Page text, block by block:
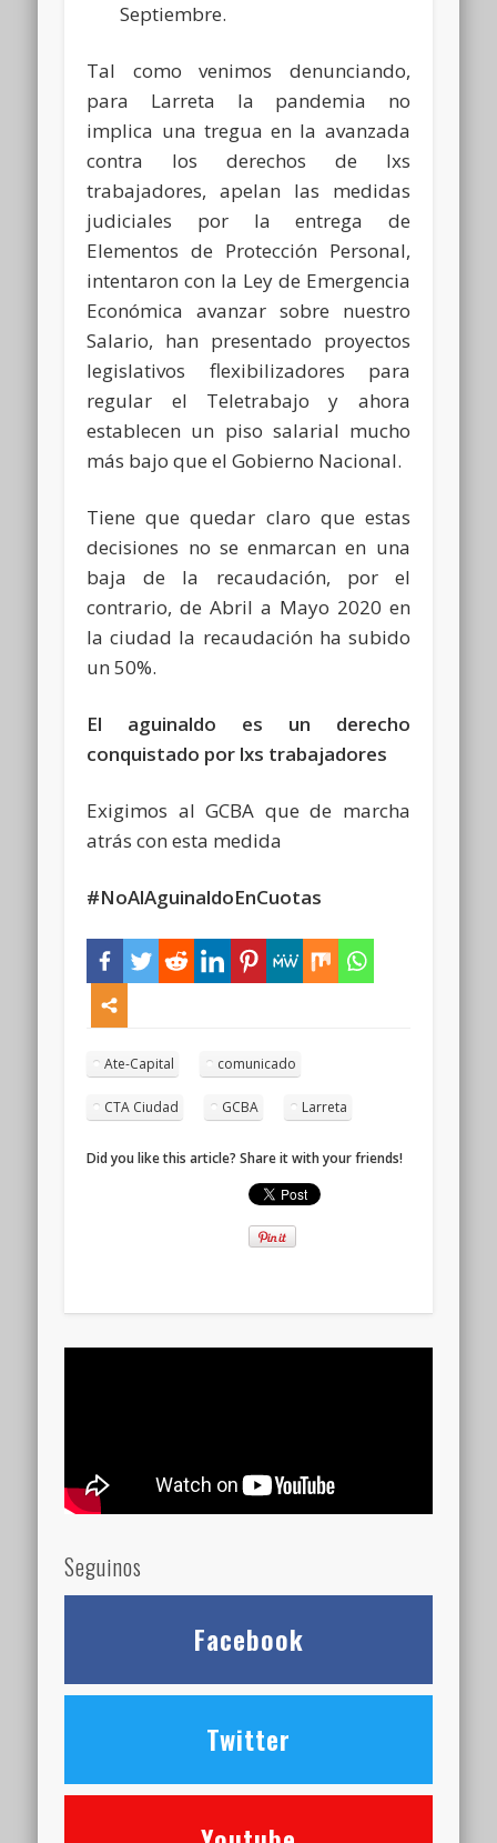
Septiembre.
Tal como venimos denunciando,
para Larreta la pandemia no
implica una tregua en la avanzada
contra los derechos de lxs
trabajadores, apelan las medidas
judiciales por la entrega de
Elementos de Protección Personal,
intentaron con la Ley de Emergencia
Económica avanzar sobre nuestro
Salario, han presentado proyectos
legislativos flexibilizadores para
regular el Teletrabajo y ahora
establecen un piso salarial mucho
más bajo que el Gobierno Nacional.
Tiene que quedar claro que estas
decisiones no se enmarcan en una
baja de la recaudación, por el
contrario, de Abril a Mayo 2020 en
la ciudad la recaudación ha subido
un 50%.
El aguinaldo es un derecho
conquistado por lxs trabajadores
Exigimos al GCBA que de marcha
atrás con esta medida
#NoAlAguinaldoEnCuotas
Ate-Capital comunicado
CTA Ciudad GCBA Larreta
Did you like this article? Share it with your friends!
Seguinos
Facebook
Twitter